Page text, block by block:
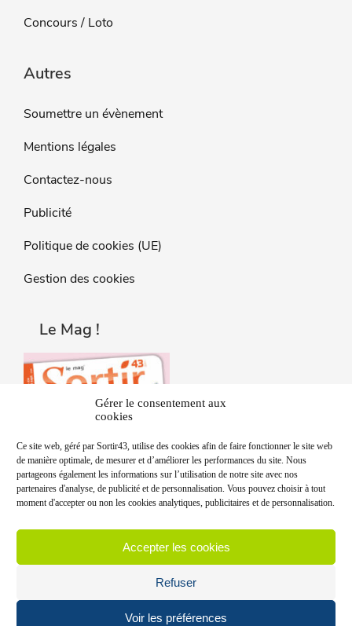
Gérer le consentement aux
cookies
Ce site web, géré par Sortir43, utilise des cookies afin de faire fonctionner le site web
de manière optimale, de mesurer et d’améliorer les performances du site. Nous
partageons également les informations sur l’utilisation de notre site avec nos
partenaires d'analyse, de publicité et de personnalisation. Vous pouvez choisir à tout
moment d'accepter ou non les cookies analytiques, publicitaires et de personnalisation.
Accepter les cookies
Refuser
Voir les préférences
Concours / Loto
Autres
Soumettre un évènement
Mentions légales
Contactez-nous
Publicité
Politique de cookies (UE)
Gestion des cookies
Le Mag !